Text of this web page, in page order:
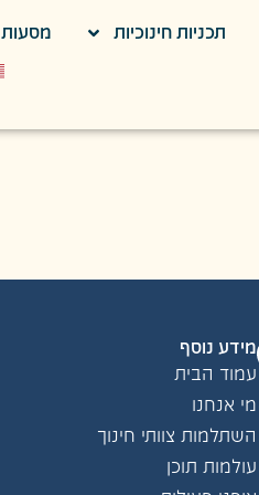
תכניות חינוכיות מסעות
מידע נוסף
עמוד הבית
מי אנחנו
השתלמות צוותי חינוך
עולמות תוכן